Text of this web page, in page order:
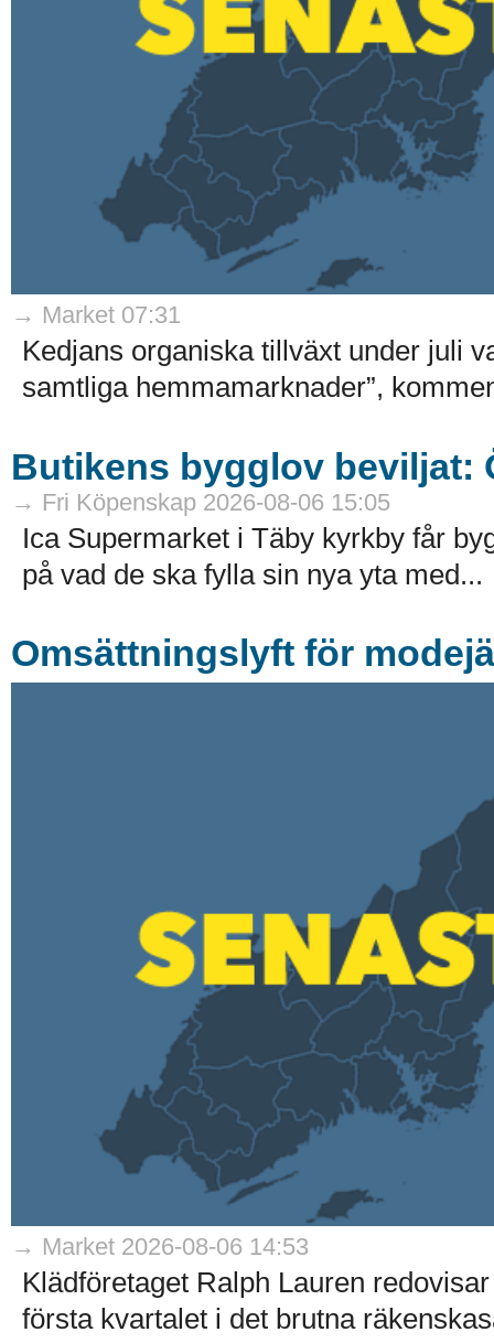
→ Market 07:31
Kedjans organiska tillväxt under juli
samtliga hemmamarknader”,
Butikens bygglov beviljat:
→ Fri Köpenskap 2026-08-06 15:05
Ica Supermarket i Täby kyrkby får
på vad de ska fylla sin nya yta med...
Omsättningslyft för
→ Market 2026-08-06 14:53
Klädföretaget Ralph Lauren
första kvartalet i det brutna